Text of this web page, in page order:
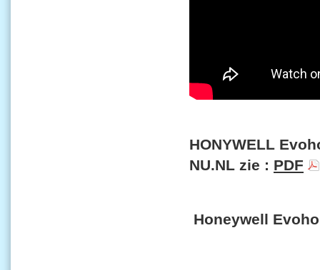
HONYWELL
NU.NL zie : PDF
Honeywell